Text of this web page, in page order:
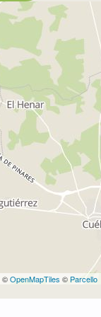
©OpenMapTiles © Parcello